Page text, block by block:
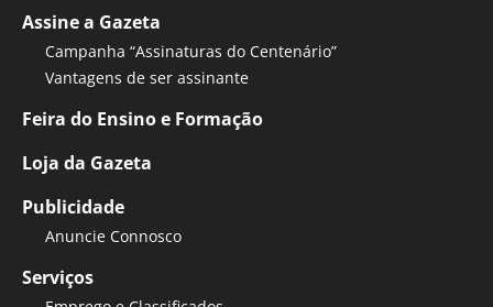
Assine a Gazeta
Campanha “Assinaturas do Centenário”
Vantagens de ser assinante
Feira do Ensino e Formação
Loja da Gazeta
Publicidade
Anuncie Connosco
Serviços